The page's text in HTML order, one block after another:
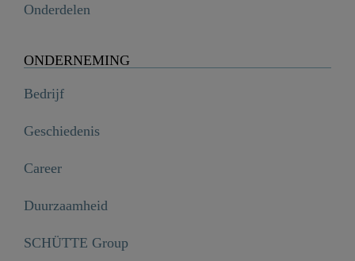
Onderdelen
ONDERNEMING
Bedrijf
Geschiedenis
Career
Duurzaamheid
SCHÜTTE Group